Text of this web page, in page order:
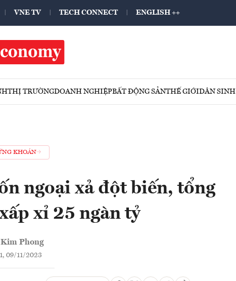
VNE TV TECH CONNECT ENGLISH ++
THỊ TRƯỜNGDOANH NGHIỆPBẤT ĐỘNG SẢNTHẾ GIỚIDÂN SINH
KHOÁN
ngoại xả đột biến, tổng
xỉ 25 ngàn tỷ
Kim Phong
09/11/2023